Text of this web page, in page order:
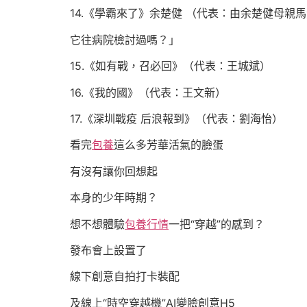
14.《學霸來了》余楚健 （代表：由余楚健母親馬
它往病院檢討過嗎？」
15.《如有戰，召必回》（代表：王城斌）
16.《我的國》（代表：王文新）
17.《深圳戰疫 后浪報到》（代表：劉海怡）
看完包養這么多芳華活氣的臉蛋
有沒有讓你回想起
本身的少年時期？
想不想體驗包養行情一把“穿越”的感到？
發布會上設置了
線下創意自拍打卡裝配
及線上“時空穿越機”AI變臉創意H5